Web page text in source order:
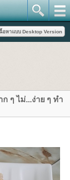
ๆ ไม่...ง่าย ๆ ทำ